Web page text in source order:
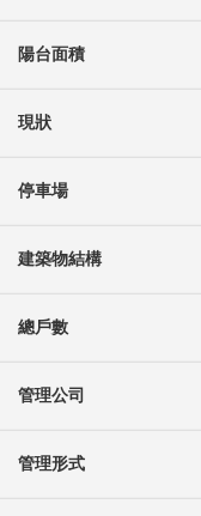
陽台面積
現狀
停車場
建築物結構
總戶數
管理公司
管理形式